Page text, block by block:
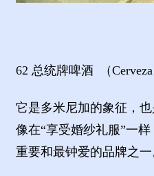
62 总统牌啤酒 （
它是多米尼加的象征，
像在“享受婚纱礼服”一
重要和最钟爱的品牌之一